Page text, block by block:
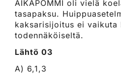
AIKAPOMMI oli vielä
tasapaksu.
kaksarisijoitus ei vaikuta
todennäköiseltä.
Lähtö 03
A) 6,1,3